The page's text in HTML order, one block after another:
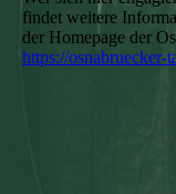
findet weitere
der Homepage der
https://osnabruecker-